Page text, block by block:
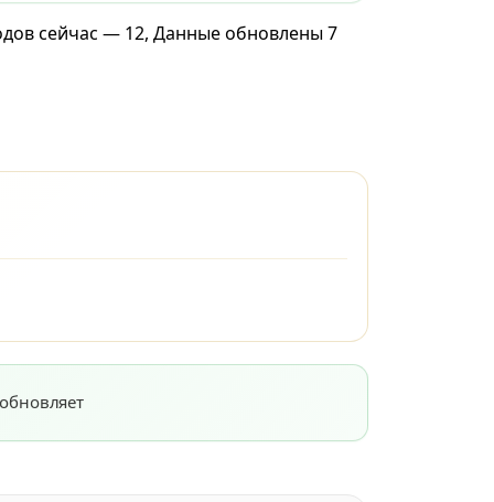
сейчас — 12, Данные обновлены 7